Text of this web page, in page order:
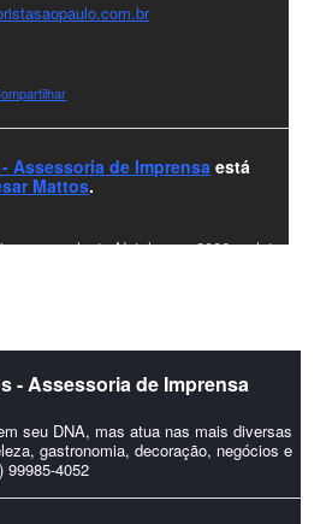
Assessoria de Imprensa está
Mattos.
um excelente Natal e um 2026 repleto
#natal #merrychristmas #felizanonovo
- Assessoria de Imprensa
seu DNA, mas atua nas mais diversas
gastronomia, decoração, negócios e
99985-4052